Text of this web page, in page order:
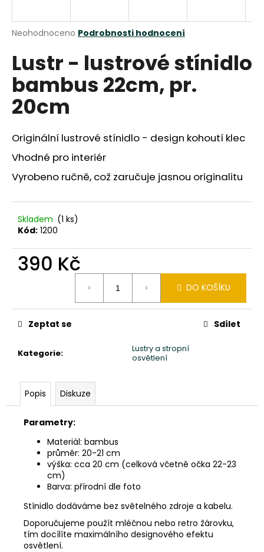
Průměrné
produktu
je
0,0
5
hvězdiček.
Neohodnoceno Podrobnosti hodnocení
Lustr - lustrové stínidlo
bambus 22cm, pr.
20cm
Originální lustrové stínidlo - design kohoutí klec
Vhodné pro interiér
Vyrobeno ručně, což zaručuje jasnou originalitu
Skladem (1 ks)
Kód: 1200
390 Kč
DO KOŠÍKU
Kategorie:
Lustry a stropní
osvětlení
Zeptat se Sdílet
Popis Diskuze
Parametry:
Materiál: bambus
průměr: 20-21 cm
výška: cca 20 cm (celková včetně očka 22-23
cm)
Barva: přírodní dle foto
Stínidlo dodáváme bez světelného zdroje a kabelu.
Doporučujeme použít mléčnou nebo retro žárovku,
tím docílíte maximálního designového efektu
osvětlení.
j
t
?
HLEDAT
D
o
p
o
u
č
e
m
e
20X24X10CM
PATINA
DB
850